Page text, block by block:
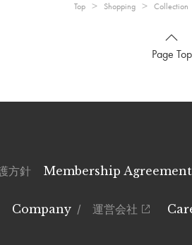
Top Shopping Collection
Page Top
方針 Membership Agreement
Company / 運営会社